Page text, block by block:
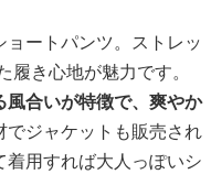
ートパンツ。ストレッ
き心地が魅力です。
風合いが特徴で、爽やか
でジャケットも販売され
用すれば大人っぽいシ